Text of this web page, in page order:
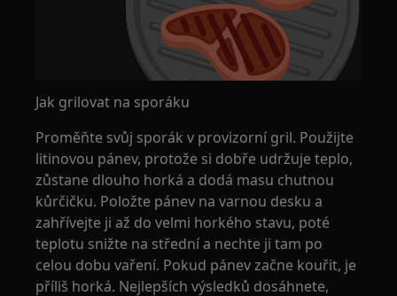
Jak grilovat na sporáku
Proměňte svůj sporák v provizorní gril. Použijte
litinovou pánev, protože si dobře udržuje teplo,
zůstane dlouho horká a dodá masu chutnou
kůrčičku. Položte pánev na varnou desku a
zahřívejte ji až do velmi horkého stavu, poté
teplotu snižte na střední a nechte ji tam po
celou dobu vaření. Pokud pánev začne kouřit, je
příliš horká. Nejlepších výsledků dosáhnete,